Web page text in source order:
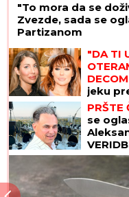
"To mora da se
Zvezde, sada se
Partizanom
"DA TI
jeku
Ana
ništa!"
PRŠTE
se
ljubav!"